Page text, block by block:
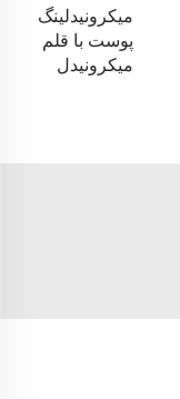
میکرونیدلینگ
پوست با قلم
میکرونیدل